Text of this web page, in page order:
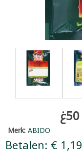
Merk:ABIDO
Betalen: € 1,19